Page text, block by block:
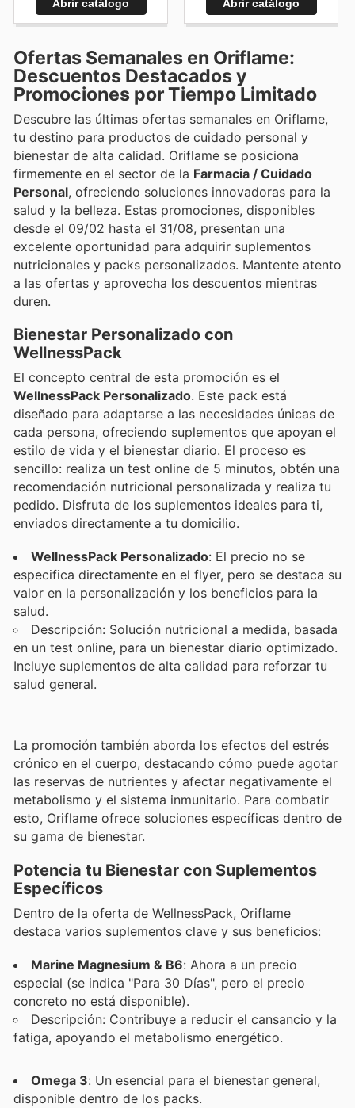
Abrir catálogo Abrir catálogo
Ofertas Semanales en Oriflame:
Descuentos Destacados y
Promociones por Tiempo Limitado
Descubre las últimas ofertas semanales en Oriflame,
tu destino para productos de cuidado personal y
bienestar de alta calidad. Oriflame se posiciona
firmemente en el sector de la Farmacia / Cuidado
Personal, ofreciendo soluciones innovadoras para la
salud y la belleza. Estas promociones, disponibles
desde el 09/02 hasta el 31/08, presentan una
excelente oportunidad para adquirir suplementos
nutricionales y packs personalizados. Mantente atento
a las ofertas y aprovecha los descuentos mientras
duren.
Bienestar Personalizado con
WellnessPack
El concepto central de esta promoción es el
WellnessPack Personalizado. Este pack está
diseñado para adaptarse a las necesidades únicas de
cada persona, ofreciendo suplementos que apoyan el
estilo de vida y el bienestar diario. El proceso es
sencillo: realiza un test online de 5 minutos, obtén una
recomendación nutricional personalizada y realiza tu
pedido. Disfruta de los suplementos ideales para ti,
enviados directamente a tu domicilio.
WellnessPack Personalizado: El precio no se
especifica directamente en el flyer, pero se destaca su
valor en la personalización y los beneficios para la
salud.
Descripción: Solución nutricional a medida, basada
en un test online, para un bienestar diario optimizado.
Incluye suplementos de alta calidad para reforzar tu
salud general.
La promoción también aborda los efectos del estrés
crónico en el cuerpo, destacando cómo puede agotar
las reservas de nutrientes y afectar negativamente el
metabolismo y el sistema inmunitario. Para combatir
esto, Oriflame ofrece soluciones específicas dentro de
su gama de bienestar.
Potencia tu Bienestar con Suplementos
Específicos
Dentro de la oferta de WellnessPack, Oriflame
destaca varios suplementos clave y sus beneficios:
Marine Magnesium & B6: Ahora a un precio
especial (se indica "Para 30 Días", pero el precio
concreto no está disponible).
Descripción: Contribuye a reducir el cansancio y la
fatiga, apoyando el metabolismo energético.
Omega 3: Un esencial para el bienestar general,
disponible dentro de los packs.